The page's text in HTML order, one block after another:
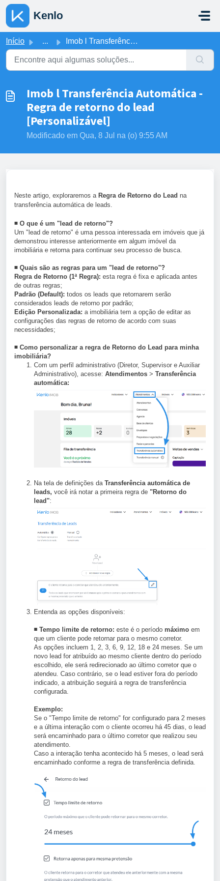
Ir para o conteúdo principal
Kenlo
Início ... Imob l Transferência Automática - Regra de retorno do l...
Imob l Transferência Automática -
Regra de retorno do lead
[Personalizável]
Modificado em Qua, 8 Jul na (o) 9:55 AM
Neste artigo, exploraremos a Regra de Retorno do Lead na
transferência automática de leads.
◾ O que é um "lead de retorno"?
Um "lead de retorno" é uma pessoa interessada em imóveis que já
demonstrou interesse anteriormente em algum imóvel da
imobiliária e retorna para continuar seu processo de busca.
◾ Quais são as regras para um "lead de retorno"?
Regra de Retorno (1ª Regra): esta regra é fixa e aplicada antes
de outras regras;
Padrão (Default): todos os leads que retornarem serão
considerados leads de retorno por padrão;
Edição Personalizada: a imobiliária tem a opção de editar as
configurações das regras de retorno de acordo com suas
necessidades;
◾ Como personalizar a regra de Retorno do Lead para minha
imobiliária?
Com um perfil administrativo (Diretor, Supervisor e Auxiliar
Administrativo), acesse: Atendimentos > Transferência
automática:
Na tela de definições da Transferência automática de
leads, você irá notar a primeira regra de "Retorno do
lead":
Entenda as opções disponíveis:
◾ Tempo limite de retorno: este é o período máximo em
que um cliente pode retornar para o mesmo corretor.
As opções incluem 1, 2, 3, 6, 9, 12, 18 e 24 meses. Se um
novo lead for atribuído ao mesmo cliente dentro do período
escolhido, ele será redirecionado ao último corretor que o
atendeu. Caso contrário, se o lead estiver fora do período
indicado, a atribuição seguirá a regra de transferência
configurada.
Exemplo:
Se o "Tempo limite de retorno" for configurado para 2 meses
e a última interação com o cliente ocorreu há 45 dias, o lead
será encaminhado para o último corretor que realizou seu
atendimento.
Caso a interação tenha acontecido há 5 meses, o lead será
encaminhado conforme a regra de transferência definida.